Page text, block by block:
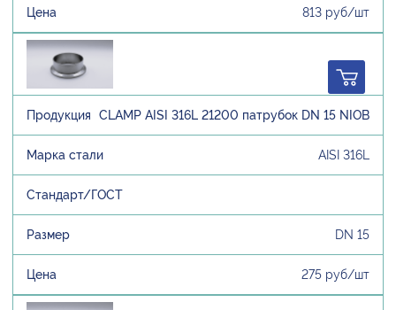
813 руб/шт
CLAMP AISI 316L 21200 патрубок DN 15 NIOB
AISI 316L
DN 15
275 руб/шт